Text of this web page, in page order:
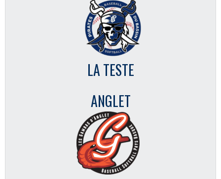
LA TESTE
ANGLET